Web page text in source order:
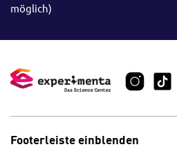
möglich)
Footerleiste einblenden